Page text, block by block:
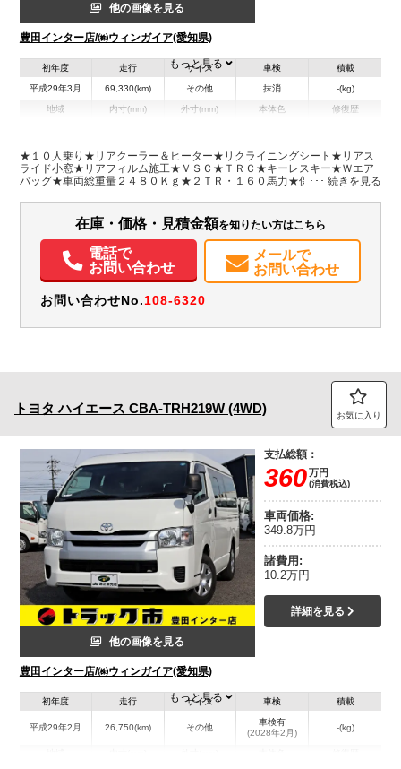
他の画像を見る
豊田インター店/㈱ウィンガイア(愛知県)
初年度
平成29年3月
走行
69,330(km)
サイズ
その他
車検
抹消
積載
-(kg)
地域 内寸(mm) 外寸(mm)
H:2,100
本体色 修復歴
装備情報
パワステ
取扱説明書（一部含む）
メンテナンスノート（保証書）
もっと見る
★１０人乗り★リアクーラー＆ヒーター★リクライニングシート★リアス
ライド小窓★リアフィルム施工★ＶＳＣ★ＴＲＣ★キーレスキー★Ｗエア
バッグ★車両総重量２４８０Ｋｇ★２ＴＲ・１６０馬力★保証書・取説・
イザー※ＴＳＳレス
在庫・価格・見積金額を知りたい方はこちら
電話で
お問い合わせ
メールで
お問い合わせ
お問い合わせNo.108-6320
トヨタ ハイエース CBA-TRH219W (4WD) お気に入り
他の画像を見る
豊田インター店/㈱ウィンガイア(愛知県)
支払総額：
360万円
(消費税込)
車両価格:
349.8万円
諸費用:
10.2万円
詳細を見る
初年度
平成29年2月
走行
26,750(km)
サイズ
その他
車検
車検有
(2028年2月)
積載
-(kg)
もっと見る